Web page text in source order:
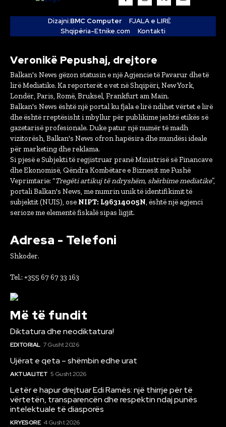
Dizajni:BMC Computer
FJALA e LIRË
Shqipëria-Etnike.com
Kontakti
Veronikë Pepushaj, drejtore
Balkan's News gëzon statusin e një Agjencie të Pavarur dhe të
lirë Mediatike. Ka reporterët e vet në Shqipëri, New York,
Londër, Paris, Romë, Bruksel, Frankfurt am Main.
Balkan's News është një portal ku fjala e lirë ndihet vërtet e lirë
dhe është rreptësisht i mbyllur për publikime jashtë etikës së
gazetarisë profesionale. Duke patur një numër të madh
vizitorësh, Balkan's News ofron hapësira dhe mundësi ideale
për marketing dhe reklama.
Si pjesë e Subjekti të regjistruar pranë Ministrisë së Financave
dhe Ekonomisë, Qëndra Kombëtare e Biznesit me Fushë
Veprimtarie: “Tregëti artikuj të ndryshëm, shërbime mediatike”,
portali Balkan's News, me numrin unik të identifikimit të
subjektit (NUIS), ose NIPT: L96314005N, është një agjenci
serioze me elementë fiskalë sipas ligjit.
Adresa - Telefoni
Shkoder.
Tel.: +355 67 67 33 163
Më të fundit
Diktatura dhe neodiktatura!
EDITORIAL 7 Gusht 2026
Ujërat e qeta – shëmbin edhe urat
AKTUALITET 5 Gusht 2026
Letër e hapur drejtuar Edi Ramës: një thirrje për të
vërtetën, transparencën dhe respektin ndaj punës
intelektuale të diasporës
KRYESORE 4 Gusht 2026